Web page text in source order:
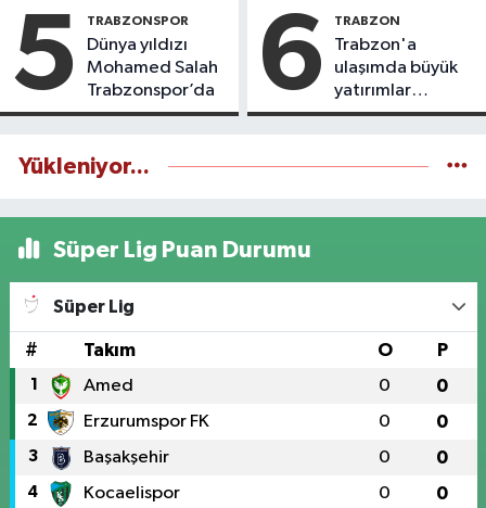
5 TRABZONSPOR
Dünya yıldızı
Mohamed Salah
Trabzonspor’da
6 TRABZON
Trabzon'a
ulaşımda büyük
yatırımlar
yapılıyor
Yükleniyor...
Süper Lig Puan Durumu
Süper Lig
# Takım O P
1 Amed 0 0
2 Erzurumspor FK 0 0
3 Başakşehir 0 0
4 Kocaelispor 0 0